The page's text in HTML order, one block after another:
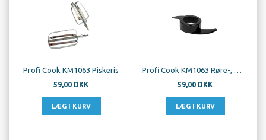
Profi Cook KM1063 Piskeris
59,00 DKK
Profi Cook KM1063 Røre-, Æltnings Redskab
59,00 DKK